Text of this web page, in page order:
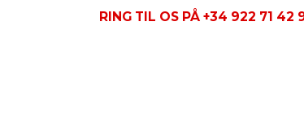
RING TIL OS PÅ +34 922 71 42